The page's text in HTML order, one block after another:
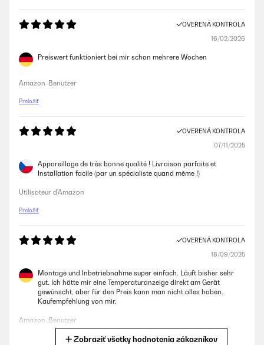
OVERENÁ KONTROLA
16/02/2026
Preiswert funktioniert bei mir schon mehrere Wochen
Amazon-Benutzer
Preložiť
OVERENÁ KONTROLA
07/11/2025
Appareillage de très bonne qualité ! Livraison parfaite et
Installation facile (par un spécialiste quand même !)
Utilisateur d'Amazon
Preložiť
OVERENÁ KONTROLA
18/09/2025
Montage und Inbetriebnahme super einfach. Läuft bisher sehr
gut. Ich hätte mir eine Temperaturanzeige direkt am Gerät
gewünscht, aber für den Preis kann man nicht alles haben.
Kaufempfehlung von mir.
Amazon-Benutzer
Zobraziť všetky hodnotenia zákazníkov